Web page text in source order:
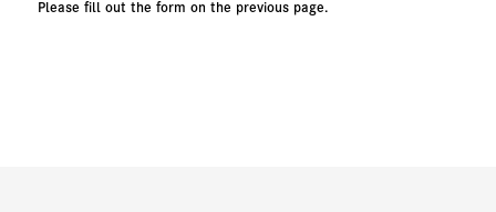
Please fill out the form on the previous page.